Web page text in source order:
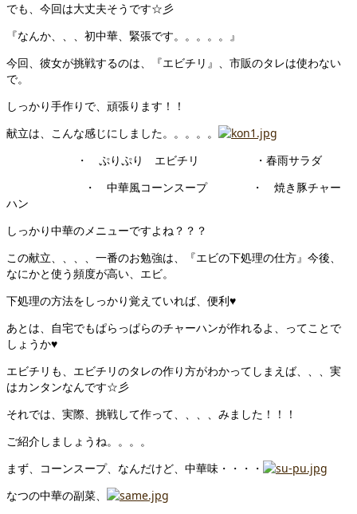
でも、今回は大丈夫そうです☆彡
『なんか、、、初中華、緊張です。。。。。』
今回、彼女が挑戦するのは、『エビチリ』、市販のタレは使わない
で。
しっかり手作りで、頑張ります！！
献立は、こんな感じにしました。。。。。
・ ぷりぷり エビチリ ・春雨サラダ
・ 中華風コーンスープ ・ 焼き豚チャー
ハン
しっかり中華のメニューですよね？？？
この献立、、、、一番のお勉強は、『エビの下処理の仕方』今後、
なにかと使う頻度が高い、エビ。
下処理の方法をしっかり覚えていれば、便利♥
あとは、自宅でもぱらっぱらのチャーハンが作れるよ、ってことで
しょうか♥
エビチリも、エビチリのタレの作り方がわかってしまえば、、、実
はカンタンなんです☆彡
それでは、実際、挑戦して作って、、、、みました！！！
ご紹介しましょうね。。。。
まず、コーンスープ、なんだけど、中華味・・・・
なつの中華の副菜、